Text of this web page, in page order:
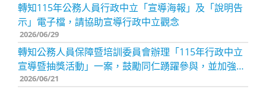
轉知115年公務人員行政中立「宣導海報」及「說明告
示」電子檔，請協助宣導行政中立觀念
2026/06/29
轉知公務人員保障暨培訓委員會辦理「115年行政中立
宣導暨抽獎活動」一案，鼓勵同仁踴躍參與，並加強宣
導公務人員行政中立
2026/06/21